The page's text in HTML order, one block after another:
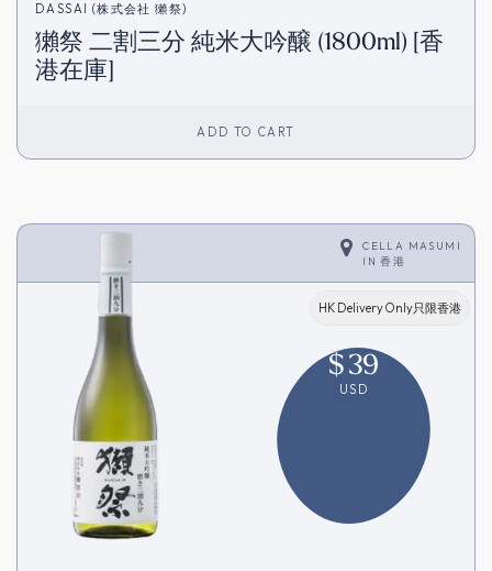
DASSAI (株式会社 獺祭)
獺祭 二割三分 純米大吟醸 (1800ml) [香
港在庫]
ADD TO CART
CELLA MASUMI
IN香港
HK Delivery Only只限香港
$39
USD